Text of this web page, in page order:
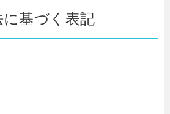
基づく表記